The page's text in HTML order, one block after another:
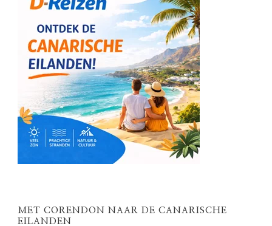
MET CORENDON NAAR DE CANARISCHE
EILANDEN